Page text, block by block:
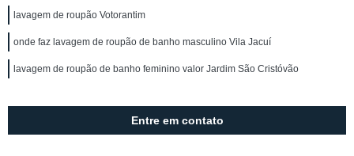
lavagem de roupão Votorantim
onde faz lavagem de roupão de banho masculino Vila Jacuí
lavagem de roupão de banho feminino valor Jardim São Cristóvão
Entre em contato